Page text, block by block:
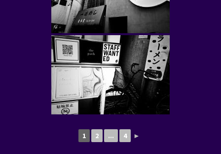
1 2 ... 4 ►